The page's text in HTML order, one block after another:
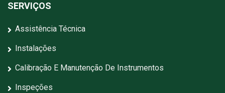
SERVIÇOS
Assistência Técnica
Instalações
Calibração E Manutenção De Instrumentos
Inspeções